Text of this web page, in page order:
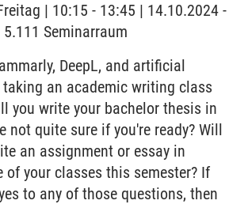
| 10:15 - 13:45 | 14.10.2024 -
Seminarraum
DeepL, and artificial
an academic writing class
you write your bachelor thesis in
not quite sure if you're ready? Will
an assignment or essay in
of your classes this semester? If
to any of those questions, then